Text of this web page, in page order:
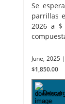
Se
parrillas
2026 a
June, 2025
$1,850.00